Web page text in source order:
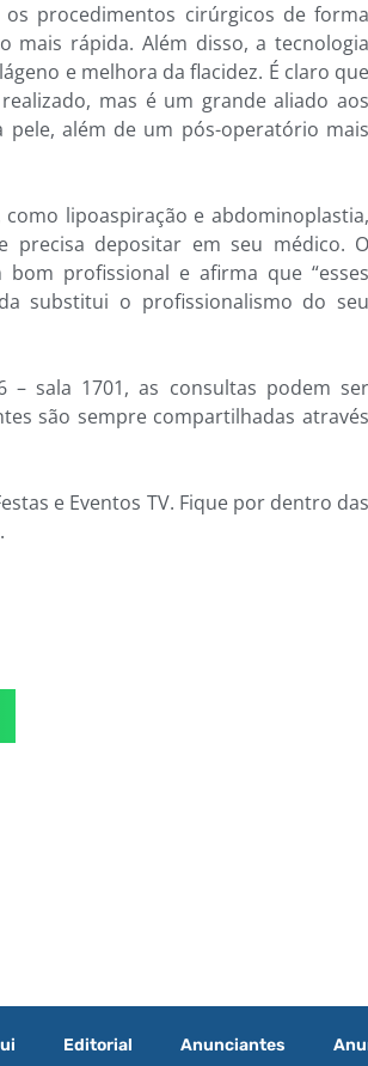
procedimentos cirúrgicos de forma
mais rápida. Além disso, a tecnologia
e melhora da flacidez. É claro que
mas é um grande aliado aos
além de um pós-operatório mais
lipoaspiração e abdominoplastia,
precisa depositar em seu médico. O
profissional e afirma que “esses
substitui o profissionalismo do seu
– sala 1701, as consultas podem ser
são sempre compartilhadas através
e Eventos TV. Fique por dentro das
Editorial Anunciantes